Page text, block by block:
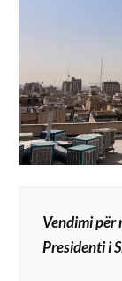
Vendimi për
Presidenti i